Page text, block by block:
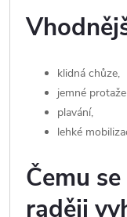
klidná chůze,
jemné
plavání,
lehké
Čemu
raději